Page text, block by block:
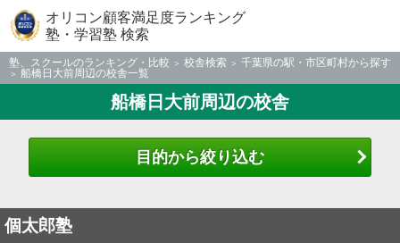
オリコン顧客満足度ランキング
塾・学習塾 検索
塾、スクールのランキング・比較 校舎検索
千葉県の駅・市区町村から探す
船橋日大前周辺の校舎一覧
船橋日大前周辺の校舎
目的から絞り込む
個太郎塾